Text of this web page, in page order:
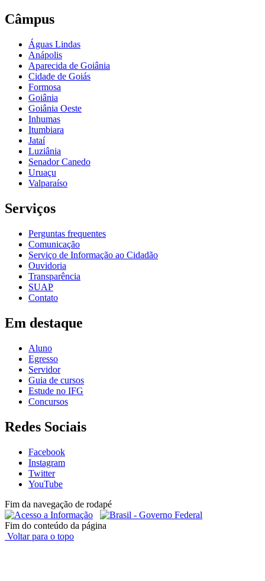
Câmpus
Águas Lindas
Anápolis
Aparecida de Goiânia
Cidade de Goiás
Formosa
Goiânia
Goiânia Oeste
Inhumas
Itumbiara
Jataí
Luziânia
Senador Canedo
Uruaçu
Valparaíso
Serviços
Perguntas frequentes
Comunicação
Serviço de Informação ao Cidadão
Ouvidoria
Transparência
SUAP
Contato
Em destaque
Aluno
Egresso
Servidor
Guia de cursos
Estude no IFG
Concursos
Redes Sociais
Facebook
Instagram
Twitter
YouTube
Fim da navegação de rodapé
Fim do conteúdo da página
Voltar para o topo